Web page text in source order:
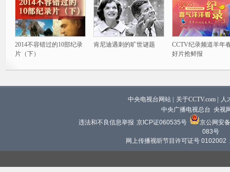
2014不容错过的10部纪录
片（下）
肯尼迪遇刺的旷世谜题
CCTV纪录频道羊年
好片抢鲜报
中央电视台网站 关于CCTV.com
人
中央广播电视总台 央视
违法和不良信息举报 京ICP证060535号
京公网安
083号
网上传播视听节目许可证号